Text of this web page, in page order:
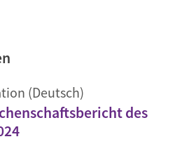
(Deutsch)
des